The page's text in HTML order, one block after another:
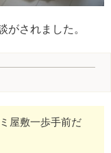
がされました。
屋敷一歩手前だ